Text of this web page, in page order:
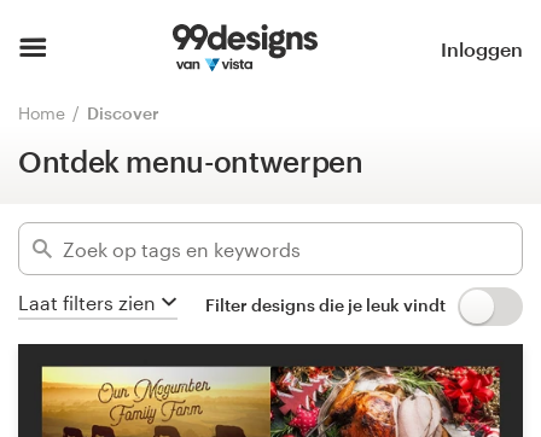
Inloggen
Home Discover
Ontdek menu-ontwerpen
Laat filters zien Filter designs die je leuk vindt
Blader door categorieën
Hoe het werkt
Vind een designer
Inspiratie
99designs Pro
Ontdek menu-ontwerpen
ontwerpen gevonden voor:
menu
Bedrijfssectoren
Gevorderd
Wis filters